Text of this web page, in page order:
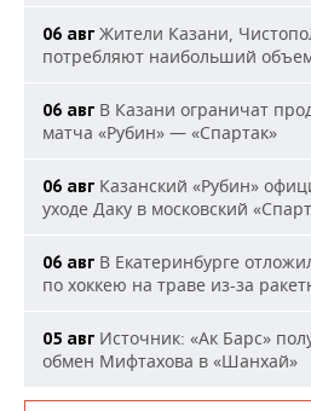
06 авг Жители Казани,
потребляют наибольший
06 авг В Казани ограничат
матча «Рубин» — «Спартак»
06 авг Казанский «Рубин»
уходе Даку в московский
06 авг В Екатеринбурге
по хоккею на траве из-за
05 авг Источник: «Ак Барс»
обмен Мифтахова в «Шанхай»